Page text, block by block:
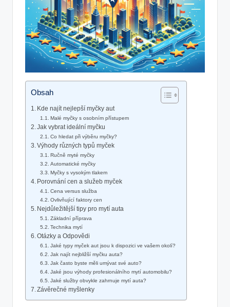
Obsah
Kde najít nejlepší myčky aut
Malé myčky s osobním přístupem
Jak vybrat ideální myčku
Co hledat při výběru myčky?
Výhody různých typů myček
Ručně myté myčky
Automatické myčky
Myčky s vysokým tlakem
Porovnání cen a služeb myček
Cena versus služba
Ovlivňující faktory cen
Nejdůležitější tipy pro mytí auta
Základní příprava
Technika mytí
Otázky a Odpovědi
Jaké typy myček aut jsou k dispozici ve vašem okolí?
Jak najít nejbližší myčku auta?
Jak často byste měli umývat své auto?
Jaké jsou výhody profesionálního mytí automobilu?
Jaké služby obvykle zahrnuje mytí auta?
Závěrečné myšlenky